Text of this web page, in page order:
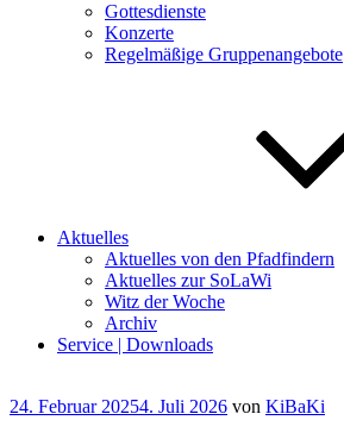
Gottesdienste
Konzerte
Regelmäßige Gruppenangebote
Aktuelles
Aktuelles von den Pfadfindern
Aktuelles zur SoLaWi
Witz der Woche
Archiv
Service | Downloads
Veröffentlicht
24. Februar 20254. Juli 2026 von KiBaKi